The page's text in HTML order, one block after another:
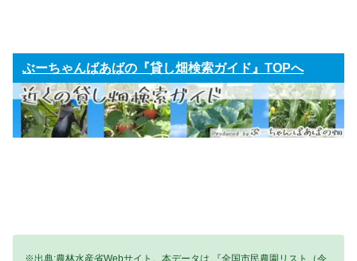
ぶーちゃんばあばの『貸し畑検索ガイド』TOPへ
※出典:農林水産省Webサイト。本データは 『全国市民農園リスト（令